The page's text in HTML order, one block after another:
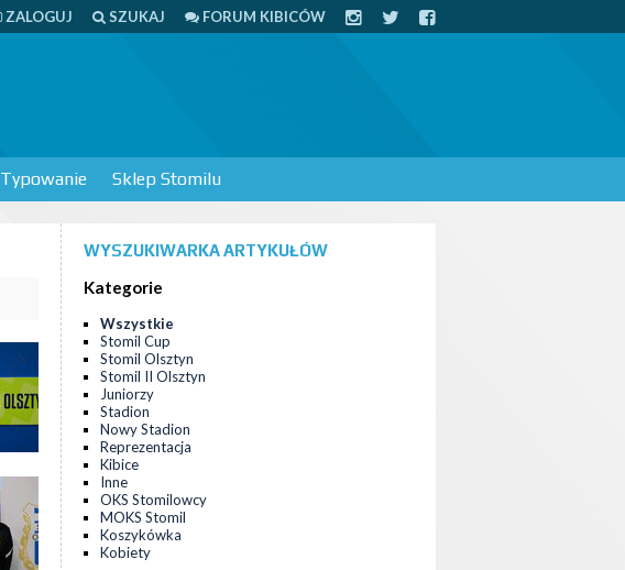
ZALOGUJ SZUKAJ FORUM KIBICÓW
Typowanie Sklep Stomilu
WYSZUKIWARKA ARTYKUŁÓW
Kategorie
Wszystkie
Stomil Cup
Stomil Olsztyn
Stomil II Olsztyn
Juniorzy
Stadion
Nowy Stadion
Reprezentacja
Kibice
Inne
OKS Stomilowcy
MOKS Stomil
Koszykówka
Kobiety